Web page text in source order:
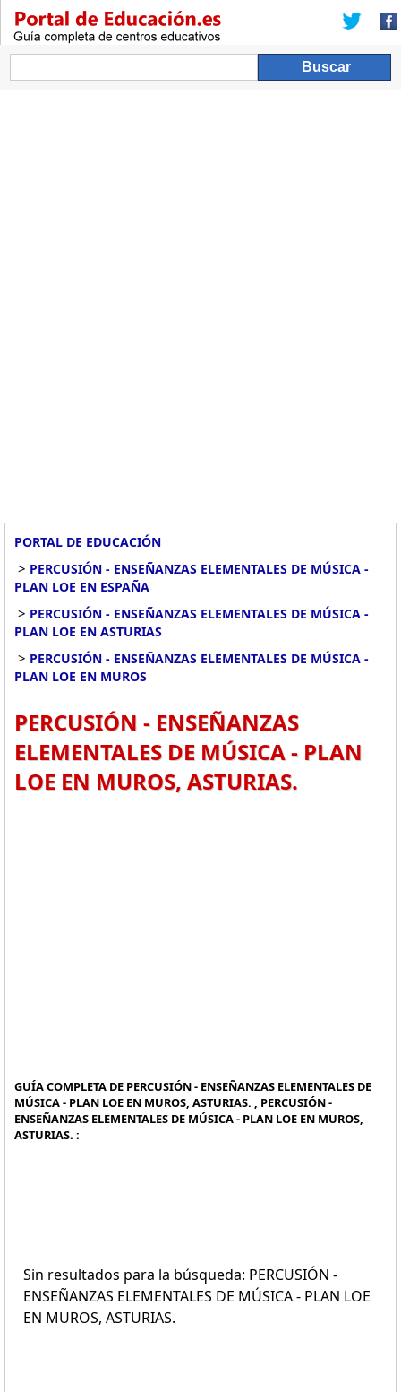
PORTAL DE EDUCACIÓN
> PERCUSIÓN - ENSEÑANZAS ELEMENTALES DE MÚSICA -
PLAN LOE EN ESPAÑA
> PERCUSIÓN - ENSEÑANZAS ELEMENTALES DE MÚSICA -
PLAN LOE EN ASTURIAS
> PERCUSIÓN - ENSEÑANZAS ELEMENTALES DE MÚSICA -
PLAN LOE EN MUROS
PERCUSIÓN - ENSEÑANZAS
ELEMENTALES DE MÚSICA - PLAN
LOE EN MUROS, ASTURIAS.
GUÍA COMPLETA DE PERCUSIÓN - ENSEÑANZAS ELEMENTALES DE
MÚSICA - PLAN LOE EN MUROS, ASTURIAS. , PERCUSIÓN -
ENSEÑANZAS ELEMENTALES DE MÚSICA - PLAN LOE EN MUROS,
ASTURIAS. :
Sin resultados para la búsqueda: PERCUSIÓN -
ENSEÑANZAS ELEMENTALES DE MÚSICA - PLAN LOE
EN MUROS, ASTURIAS.